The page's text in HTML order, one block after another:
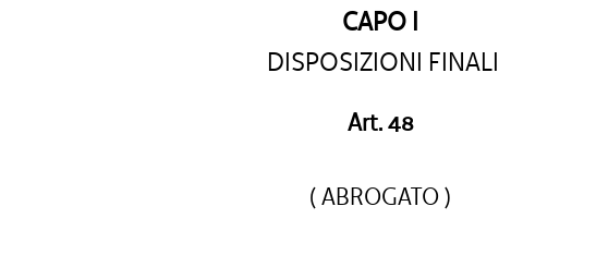
CAPO I
DISPOSIZIONI FINALI
Art. 48
( ABROGATO )